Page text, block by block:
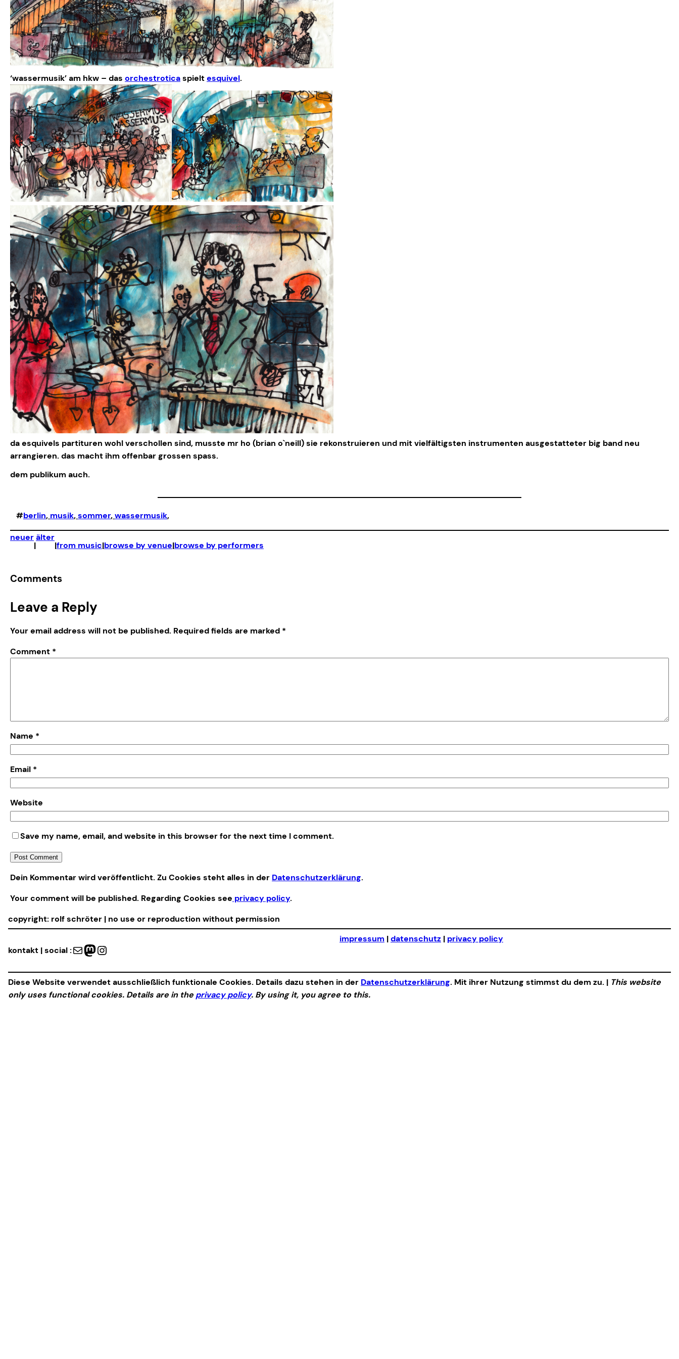
‘wassermusik’ am hkw – das orchestroticaspieltesquivel.
da esquivels partituren wohl verschollen sind, musste mr ho (brian o`neill) sie rekonstruieren und mit vielfältigsten instrumenten ausgestatteter big band neu
arrangieren. das macht ihm offenbar grossen spass.
dem publikum auch.
#berlin, musik, sommer, wassermusik,
neuer
|
älter
|from music|browse by venue|browse by performers
Comments
Leave a Reply
Your email address will not be published. Required fields are marked *
Comment *
Name *
Email *
Website
Save my name, email, and website in this browser for the next time I comment.
Alternative:
Dein Kommentar wird veröffentlicht. Zu Cookies steht alles in der Datenschutzerklärung.
Your comment will be published. Regarding Cookies see privacy policy.
copyright: rolf schröter | no use or reproduction without permission
kontakt | social :Mail Mastodon Instagram
impressum |datenschutz | privacy policy
Diese Website verwendet ausschließlich funktionale Cookies. Details dazu stehen in der Datenschutzerklärung. Mit ihrer Nutzung stimmst du dem zu. | This website
only uses functional cookies. Details are in the privacy policy. By using it, you agree to this.